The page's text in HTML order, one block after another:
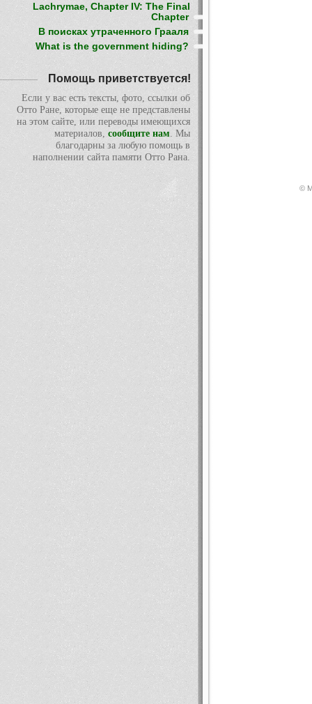
Lachrymae, Chapter IV: The Final
Chapter
В поисках утраченного Грааля
What is the government hiding?
Помощь приветствуется!
Если у вас есть тексты, фото, ссылки об
Отто Ране, которые еще не представлены
на этом сайте, или переводы имеющихся
материалов, сообщите нам. Мы
благодарны за любую помощь в
наполнении сайта памяти Отто Рана.
©